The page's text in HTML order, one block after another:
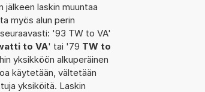
laskin muuntaa
myös alun perin
'93 TW to VA'
to VA' tai '79 TW to
yksikköön alkuperäinen
käytetään, vältetään
yksiköitä. Laskin